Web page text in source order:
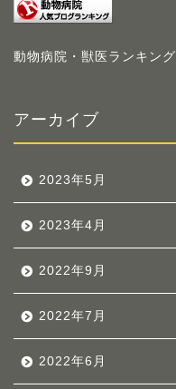
動物病院・獣医ランキング
アーカイブ
2023年5月
2023年4月
2022年9月
2022年7月
2022年6月